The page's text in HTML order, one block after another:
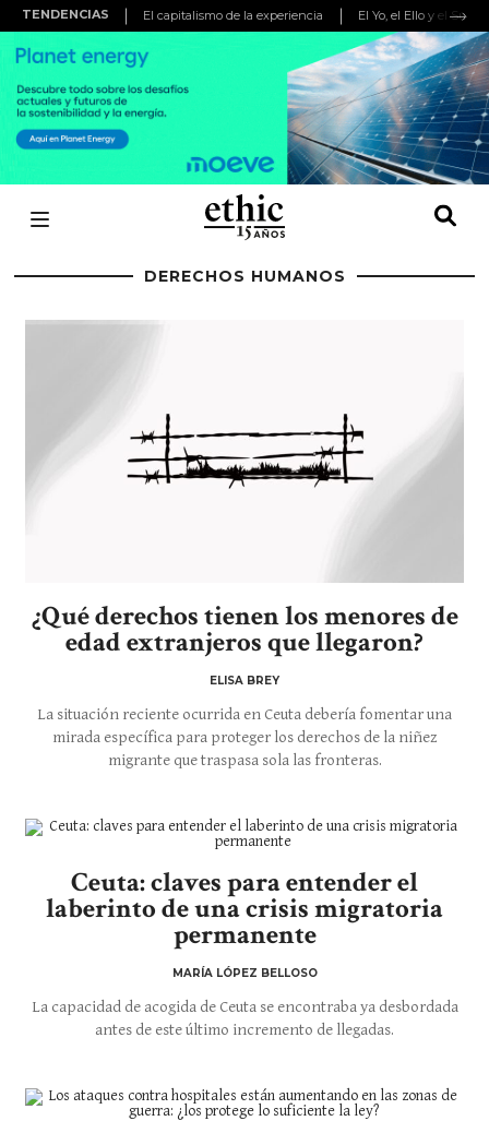
TENDENCIAS El capitalismo de la experiencia El Yo, el Ello y el
DERECHOS HUMANOS
¿Qué derechos tienen los menores de
edad extranjeros que llegaron?
ELISA BREY
La situación reciente ocurrida en Ceuta debería fomentar una
mirada específica para proteger los derechos de la niñez
migrante que traspasa sola las fronteras.
Ceuta: claves para entender el
laberinto de una crisis migratoria
permanente
MARÍA LÓPEZ BELLOSO
La capacidad de acogida de Ceuta se encontraba ya desbordada
antes de este último incremento de llegadas.